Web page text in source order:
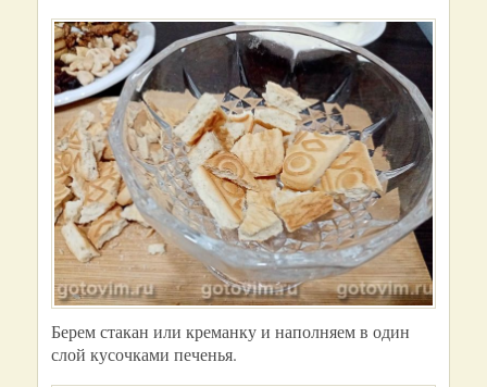
Берем стакан или креманку и наполняем в один
слой кусочками печенья.